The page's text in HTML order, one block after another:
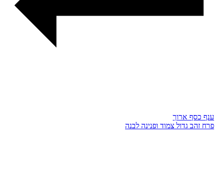
ענף כסף ארוך
פרח זהב גדול צמוד ופנינה לבנה